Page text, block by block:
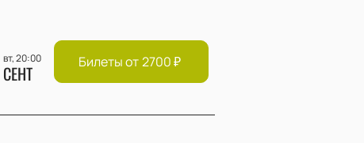
вт, 20:00
СЕНТ Билеты от 2700₽